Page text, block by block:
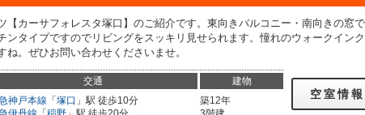
【カーサフォレスタ塚口】のご紹介です。東向きバルコニー・南向きの窓
ンタイプですのでリビングをスッキリ見せられます。憧れのウォークイン
ね。ぜひお問い合わせくださいませ。
交通 建物
神戸本線 「 塚口 」駅 徒歩10分
築12年
空室情